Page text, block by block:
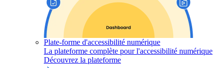
Plate-forme d'accessibilité numérique
La plateforme complète pour l'accessibilité numérique
Découvrez la plateforme